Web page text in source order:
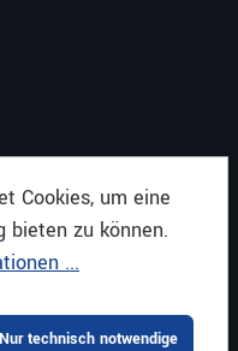
Cookies, um eine
bieten zu können.
...
Nur technisch notwendige